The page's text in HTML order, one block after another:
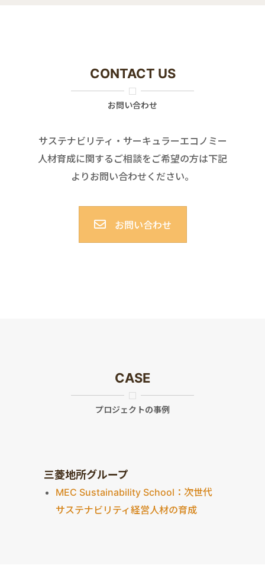
CONTACT US
お問い合わせ
サステナビリティ・サーキュラーエコノミー
人材育成に関するご相談をご希望の方は下記
よりお問い合わせください。
お問い合わせ
CASE
プロジェクトの事例
三菱地所グループ
MEC Sustainability School：次世代
サステナビリティ経営人材の育成